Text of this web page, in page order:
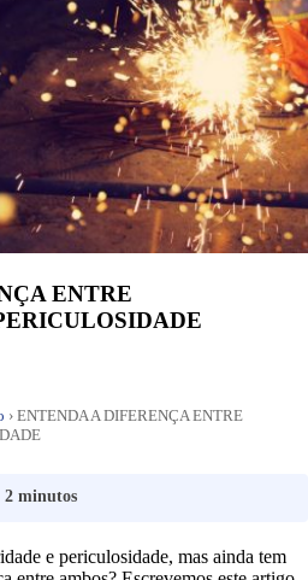
ENTRE
› ENTENDA A DIFERENÇA ENTRE
2 minutos
e periculosidade, mas ainda tem